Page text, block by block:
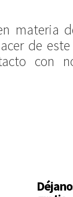
materia
de
con